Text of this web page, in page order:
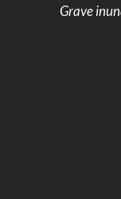
Grave